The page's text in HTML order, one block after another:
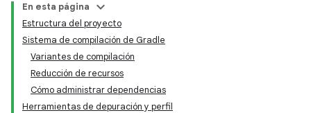
En esta página
Estructura del proyecto
Sistema de compilación de Gradle
Variantes de compilación
Reducción de recursos
Cómo administrar dependencias
Herramientas de depuración y perfil